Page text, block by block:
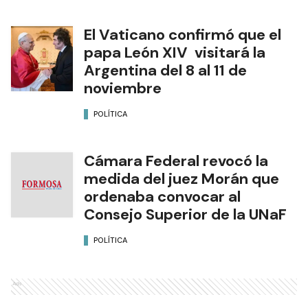
El Vaticano confirmó que el
papa León XIV visitará la
Argentina del 8 al 11 de
noviembre
POLÍTICA
Cámara Federal revocó la
medida del juez Morán que
ordenaba convocar al
Consejo Superior de la UNaF
POLÍTICA
Ads